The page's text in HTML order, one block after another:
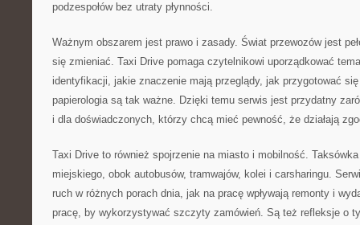
podzespołów bez utraty płynności.
Ważnym obszarem jest prawo i zasady. Świat przewozów jest
się zmieniać. Taxi Drive pomaga czytelnikowi uporządkować
identyfikacji, jakie znaczenie mają przeglądy, jak przygotować
papierologia są tak ważne. Dzięki temu serwis jest przydatny
i dla doświadczonych, którzy chcą mieć pewność, że działają
Taxi Drive to również spojrzenie na miasto i mobilność.
miejskiego, obok autobusów, tramwajów, kolei i carsharingu.
ruch w różnych porach dnia, jak na pracę wpływają remonty i
pracę, by wykorzystywać szczyty zamówień. Są też refleksje o